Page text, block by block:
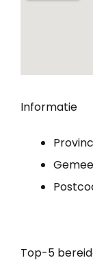
Informatie
Top-5